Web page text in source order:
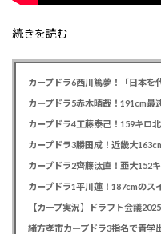
続きを読む
カープドラ4工藤泰己！159キロ
カープドラ2齊藤汰直！亜大152
【カープ実況】ドラフト会議